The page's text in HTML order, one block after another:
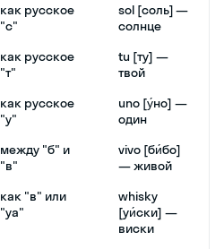
как русское
"с"
sol [соль] —
солнце
как русское
"т"
tu [ту] —
твой
как русское
"у"
uno [у́но] —
один
между "б" и
"в"
vivo [би́бо]
— живой
как "в" или
"уа"
whisky
[уи́ски] —
виски